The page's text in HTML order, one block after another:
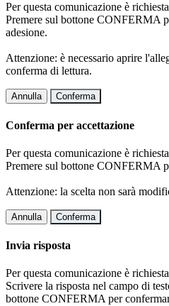
Per questa comunicazione è
Premere sul bottone CONFERMA
adesione.
Attenzione: è necessario aprire
conferma di lettura.
Annulla Conferma
Conferma per accettazione
Per questa comunicazione è
Premere sul bottone CONFERMA
Attenzione: la scelta non sarà
Annulla Conferma
Invia risposta
Per questa comunicazione è
Scrivere la risposta nel campo di
bottone CONFERMA per